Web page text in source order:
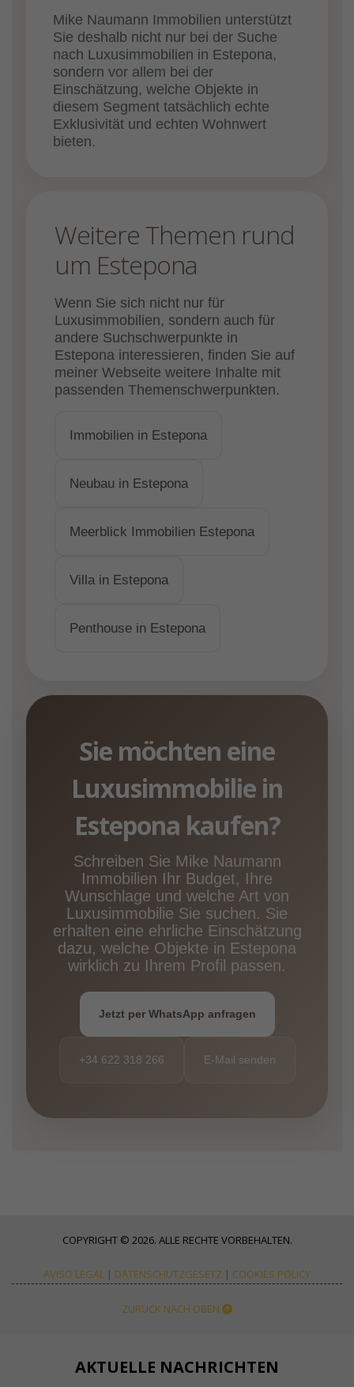
Mike Naumann Immobilien unterstützt
Sie deshalb nicht nur bei der Suche
nach Luxusimmobilien in Estepona,
sondern vor allem bei der
Einschätzung, welche Objekte in
diesem Segment tatsächlich echte
Exklusivität und echten Wohnwert
bieten.
Weitere Themen rund
um Estepona
Wenn Sie sich nicht nur für
Luxusimmobilien, sondern auch für
andere Suchschwerpunkte in
Estepona interessieren, finden Sie auf
meiner Webseite weitere Inhalte mit
passenden Themenschwerpunkten.
Immobilien in Estepona
Neubau in Estepona
Meerblick Immobilien Estepona
Villa in Estepona
Penthouse in Estepona
Sie möchten eine
Luxusimmobilie in
Estepona kaufen?
Schreiben Sie Mike Naumann
Immobilien Ihr Budget, Ihre
Wunschlage und welche Art von
Luxusimmobilie Sie suchen. Sie
erhalten eine ehrliche Einschätzung
dazu, welche Objekte in Estepona
wirklich zu Ihrem Profil passen.
Jetzt per WhatsApp anfragen
+34 622 318 266 E-Mail senden
COPYRIGHT © 2026. ALLE RECHTE VORBEHALTEN.
AVISO LEGAL | DATENSCHUTZGESETZ | COOKIES POLICY
ZURÜCK NACH OBEN
AKTUELLE NACHRICHTEN